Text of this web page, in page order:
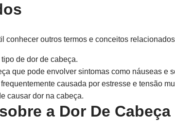
conhecer outros termos e conceitos
de dor de cabeça.
que pode envolver sintomas como náuseas e
causada por estresse e tensão
causar dor na cabeça.
a Dor De Cabeça